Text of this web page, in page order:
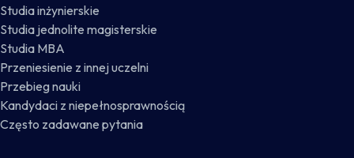
Studia inżynierskie
Studia jednolite magisterskie
Studia MBA
Przeniesienie z innej uczelni
Przebieg nauki
Kandydaci z niepełnosprawnością
Często zadawane pytania